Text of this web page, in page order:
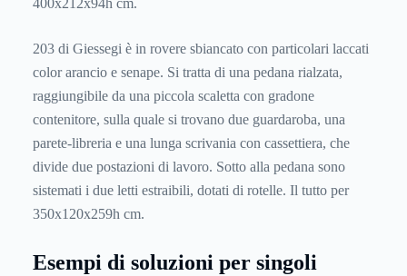
400x212x94h cm.
203 di Giessegi è in rovere sbiancato con particolari laccati
color arancio e senape. Si tratta di una pedana rialzata,
raggiungibile da una piccola scaletta con gradone
contenitore, sulla quale si trovano due guardaroba, una
parete-libreria e una lunga scrivania con cassettiera, che
divide due postazioni di lavoro. Sotto alla pedana sono
sistemati i due letti estraibili, dotati di rotelle. Il tutto per
350x120x259h cm.
Esempi di soluzioni per singoli